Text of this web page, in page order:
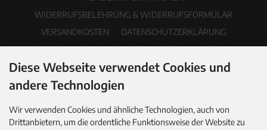
WIDERRUFSBELEHRUNG & WIDERRUFSFORMULAR
VERSANDKOSTEN
DATENSCHUTZERKLÄRUNG
ERKLÄRUNG ZUR BARRIEREFREIHEIT
IMPRESSUM
COOKIE EINSTELLUNGEN
PDF-KATALOG NEWSLETTER
Diese Webseite verwendet Cookies und
andere Technologien
Wir verwenden Cookies und ähnliche Technologien, auch von
Drittanbietern, um die ordentliche Funktionsweise der Website zu